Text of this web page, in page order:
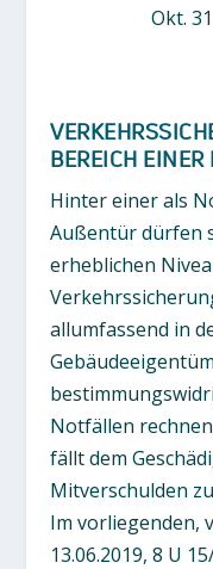
Okt.
BEREICH
Hinter einer als
Außentür dürfen
erheblichen
allumfassend in
Notfällen
fällt dem
Mitverschulden
Im vorliegenden,
13.06.2019, 8 U